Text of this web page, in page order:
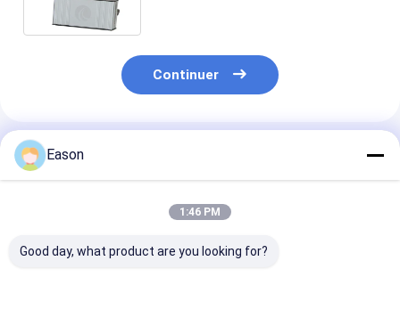
Continuer
Produits Recommandés
Eason
1:46 PM
Good day, what product are you looking for?